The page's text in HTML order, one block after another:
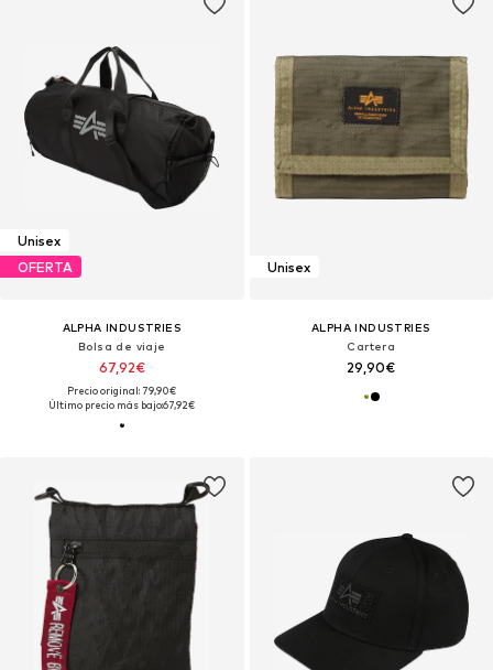
Unisex
OFERTA
ALPHA INDUSTRIES
Bolsa de viaje
67,92€
Precio original: 79,90€
Último precio más bajo:67,92€
Unisex
ALPHA INDUSTRIES
Cartera
29,90€